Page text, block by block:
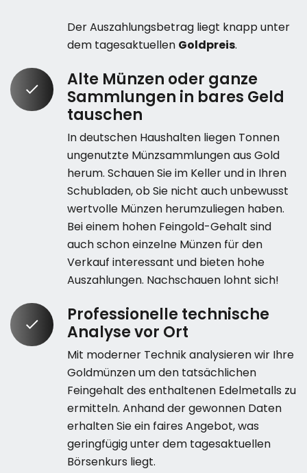
Der Auszahlungsbetrag liegt knapp unter
dem tagesaktuellen Goldpreis.
Alte Münzen oder ganze
Sammlungen in bares Geld
tauschen
In deutschen Haushalten liegen Tonnen
ungenutzte Münzsammlungen aus Gold
herum. Schauen Sie im Keller und in Ihren
Schubladen, ob Sie nicht auch unbewusst
wertvolle Münzen herumzuliegen haben.
Bei einem hohen Feingold-Gehalt sind
auch schon einzelne Münzen für den
Verkauf interessant und bieten hohe
Auszahlungen. Nachschauen lohnt sich!
Professionelle technische
Analyse vor Ort
Mit moderner Technik analysieren wir Ihre
Goldmünzen um den tatsächlichen
Feingehalt des enthaltenen Edelmetalls zu
ermitteln. Anhand der gewonnen Daten
erhalten Sie ein faires Angebot, was
geringfügig unter dem tagesaktuellen
Börsenkurs liegt.